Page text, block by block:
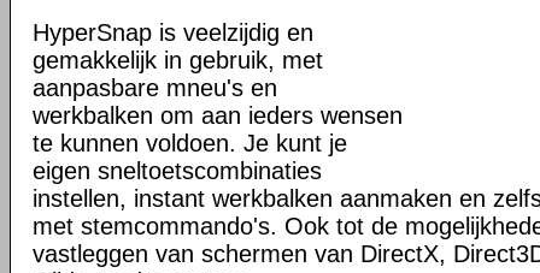
HyperSnap is veelzijdig en
gemakkelijk in gebruik, met
aanpasbare mneu's en
werkbalken om aan ieders wensen
te kunnen voldoen. Je kunt je
eigen sneltoetscombinaties
instellen, instant werkbalken aanmaken en
met stemcommando's. Ook tot de
vastleggen van schermen van DirectX,